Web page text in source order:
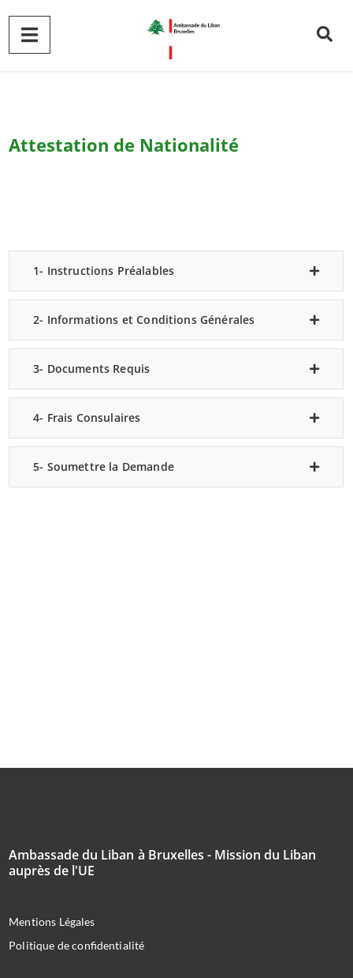
Attestation de Nationalité
1- Instructions Préalables
2- Informations et Conditions Générales
3- Documents Requis
4- Frais Consulaires
5- Soumettre la Demande
Ambassade du Liban à Bruxelles - Mission du Liban
auprès de l'UE
Mentions Légales
Politique de confidentialité